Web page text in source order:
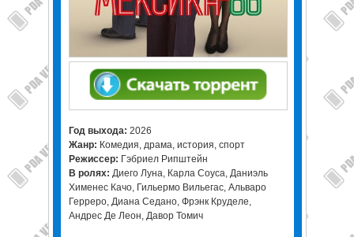
Год выхода: 2026
Жанр: Комедия, драма, история, спорт
Режиссер: Гэбриел Рипштейн
В ролях: Диего Луна, Карла Соуса, Даниэль
Хименес Качо, Гильермо Вильегас, Альваро
Герреро, Диана Седано, Фрэнк Круделе,
Андрес Де Леон, Давор Томич